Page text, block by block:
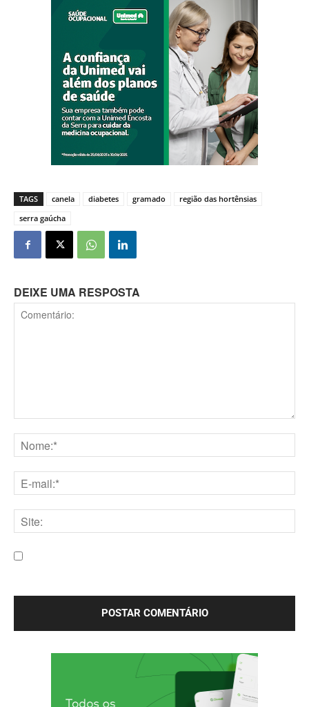
TAGS canela diabetes gramado
região das hortênsias
serra gaúcha
DEIXE UMA RESPOSTA
mail:*